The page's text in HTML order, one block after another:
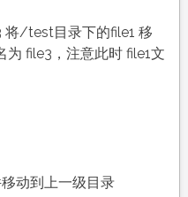
/test目录下的file1 移
file3，注意此时 file1文
动到上一级目录